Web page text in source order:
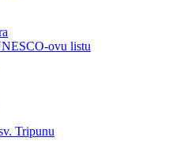
ovu listu
Tripunu